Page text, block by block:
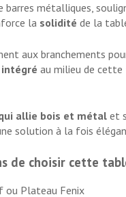
barres métalliques,
la solidité de la
aux branchements
au milieu de cette
allie bois et métalet
solution à la fois
de choisir cette
ou Plateau Fenix